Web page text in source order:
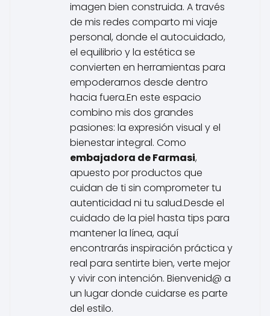
imagen bien construida. A través
de mis redes comparto mi viaje
personal, donde el autocuidado,
el equilibrio y la estética se
convierten en herramientas para
empoderarnos desde dentro
hacia fuera.En este espacio
combino mis dos grandes
pasiones: la expresión visual y el
bienestar integral. Como
embajadora de Farmasi,
apuesto por productos que
cuidan de ti sin comprometer tu
autenticidad ni tu salud.Desde el
cuidado de la piel hasta tips para
mantener la línea, aquí
encontrarás inspiración práctica y
real para sentirte bien, verte mejor
y vivir con intención. Bienvenid@ a
un lugar donde cuidarse es parte
del estilo.